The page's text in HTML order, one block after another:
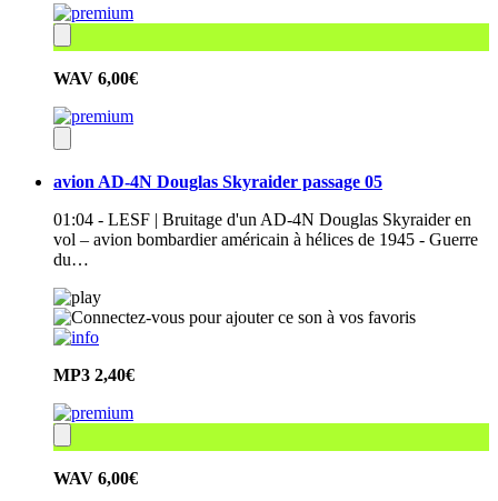
WAV 6,00€
avion AD-4N Douglas Skyraider passage 05
01:04 - LESF | Bruitage d'un AD-4N Douglas Skyraider en
vol – avion bombardier américain à hélices de 1945 - Guerre
du…
MP3 2,40€
WAV 6,00€